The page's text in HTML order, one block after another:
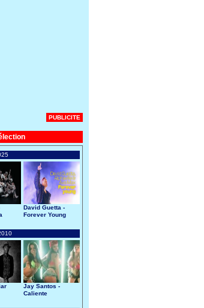
PUBLICITE
David Guetta -
Forever Young
Jay Santos -
Caliente